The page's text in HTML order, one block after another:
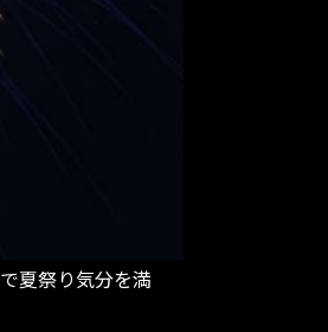
夏祭り気分を満